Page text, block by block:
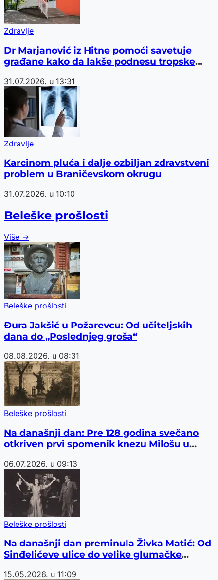
Zdravlje
Dr Marjanović iz Hitne pomoći savetuje
građane kako da lakše podnesu tropske
31.07.2026. u 13:31
Zdravlje
Karcinom pluća i dalje ozbiljan zdravstveni
problem u Braničevskom okrugu
31.07.2026. u 10:10
Beleške prošlosti
Više →
Beleške prošlosti
Đura Jakšić u Požarevcu: Od učiteljskih
dana do „Poslednjeg groša“
08.08.2026. u 08:31
Beleške prošlosti
Na današnji dan: Pre 128 godina svečano
otkriven prvi spomenik knezu Milošu u
06.07.2026. u 09:13
Beleške prošlosti
Na današnji dan preminula Živka Matić: Od
Sinđelićeve ulice do velike glumačke
15.05.2026. u 11:09